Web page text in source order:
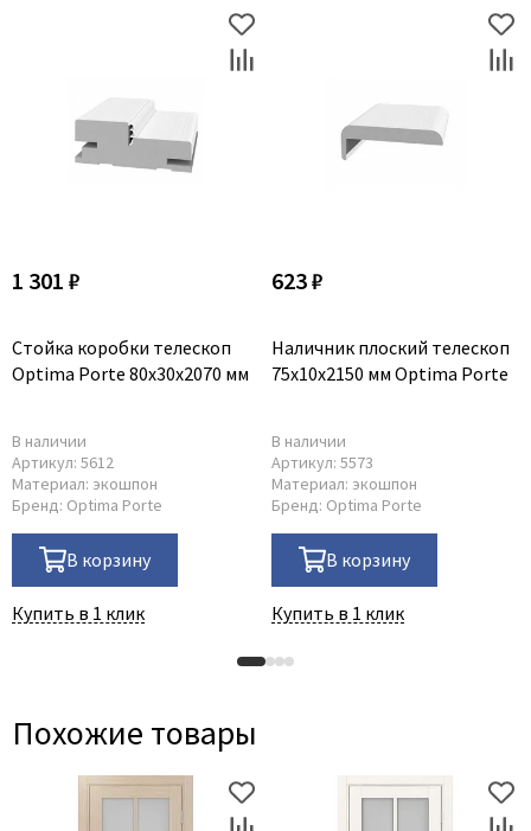
1 301 ₽
Стойка коробки телескоп
Optima Porte 80x30x2070 мм
В наличии
Артикул: 5612
Материал: экошпон
Бренд: Optima Porte
В корзину
Купить в 1 клик
623 ₽
Наличник плоский телескоп
75x10x2150 мм Optima Porte
В наличии
Артикул: 5573
Материал: экошпон
Бренд: Optima Porte
В корзину
Купить в 1 клик
Похожие товары